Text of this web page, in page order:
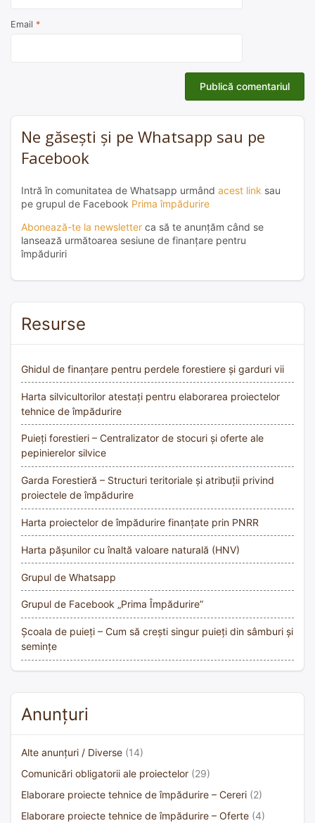
Email *
Ne găsești și pe Whatsapp sau pe
Facebook
Intră în comunitatea de Whatsapp urmând acest link sau
pe grupul de Facebook Prima împădurire
Abonează-te la newsletter ca să te anunțăm când se
lansează următoarea sesiune de finanțare pentru
împăduriri
Resurse
Ghidul de finanțare pentru perdele forestiere și garduri vii
Harta silvicultorilor atestați pentru elaborarea proiectelor
tehnice de împădurire
Puieți forestieri – Centralizator de stocuri și oferte ale
pepinierelor silvice
Garda Forestieră – Structuri teritoriale și atribuții privind
proiectele de împădurire
Harta proiectelor de împădurire finanțate prin PNRR
Harta pășunilor cu înaltă valoare naturală (HNV)
Grupul de Whatsapp
Grupul de Facebook „Prima Împădurire”
Școala de puieți – Cum să crești singur puieți din sâmburi și
semințe
Anunțuri
Alte anunțuri / Diverse (14)
Comunicări obligatorii ale proiectelor (29)
Elaborare proiecte tehnice de împădurire – Cereri (2)
Elaborare proiecte tehnice de împădurire – Oferte (4)